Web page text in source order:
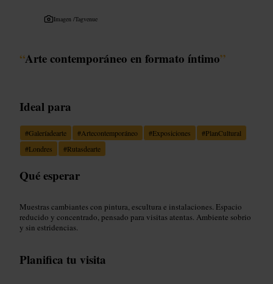
Imagen /Tagvenue
“Arte contemporáneo en formato íntimo”
Ideal para
#Galeríadearte #Artecontemporáneo #Exposiciones #PlanCultural
#Londres #Rutasdearte
Qué esperar
Muestras cambiantes con pintura, escultura e instalaciones. Espacio
reducido y concentrado, pensado para visitas atentas. Ambiente sobrio
y sin estridencias.
Planifica tu visita